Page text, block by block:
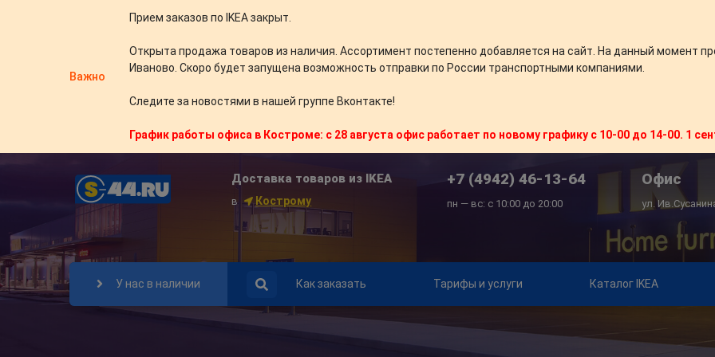
Важно
Прием заказов по IKEA закрыт.
Открыта продажа товаров из наличия. Ассортимент постепенно добавляется на сайт. На данный момент
Иваново. Скоро будет запущена возможность отправки по России транспортными компаниями.
Следите за новостями в нашей группе Вконтакте!
График работы офиса в Костроме: с 28 августа офис работает по новому графику с 10-00 до 14-00. 1
Доставка товаров из IKEA
в Кострому
+7 (4942) 46-13-64
пн — вс: с 10:00 до 20:00
Офис
ул.
У нас в наличии Как заказать Тарифы и услуги Каталог IKEA